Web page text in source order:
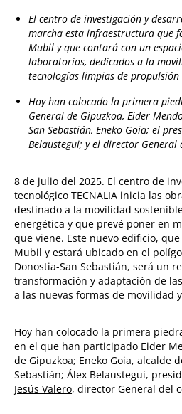
El centro de investigación y
marcha esta infraestructura que
Mubil y que contará con un
laboratorios, dedicados a la
tecnologías limpias de
Hoy han colocado la primera
General de Gipuzkoa, Eider
San Sebastián, Eneko Goia; el
Belaustegui; y el director General
8 de julio del 2025. El centro de
tecnológico TECNALIA inicia las
destinado a la movilidad
energética y que prevé poner en
que viene. Este nuevo edificio,
Mubil y estará ubicado en el
Donostia-San Sebastián, será un
transformación y adaptación de
a las nuevas formas de movilidad
Hoy han colocado la primera
en el que han participado Eider
de Gipuzkoa; Eneko Goia, alcalde
Sebastián; Álex Belaustegui,
Jesús Valero, director General del